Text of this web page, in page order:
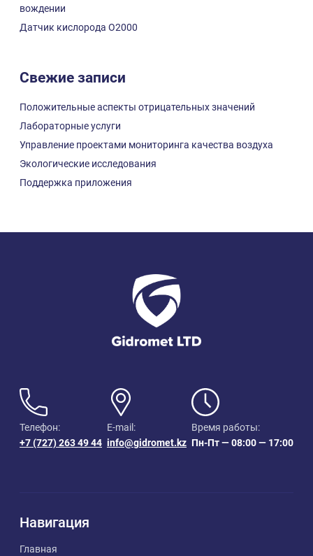
вождении
Датчик кислорода О2000
Свежие записи
Положительные аспекты отрицательных значений
Лабораторные услуги
Управление проектами мониторинга качества воздуха
Экологические исследования
Поддержка приложения
Телефон:
+7 (727) 263 49 44
E-mail:
info@gidromet.kz
Время работы:
Пн-Пт — 08:00 — 17:00
Навигация
Главная